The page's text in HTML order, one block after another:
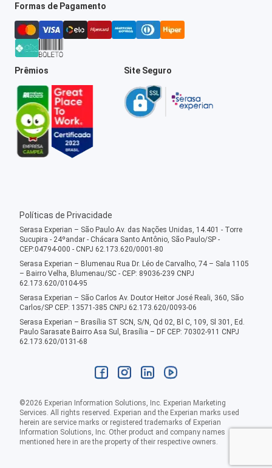
Formas de Pagamento
Prêmios Site Seguro
Políticas de Privacidade
Serasa Experian – São Paulo Av. das Nações Unidas, 14.401 - Torre
Sucupira - 24ºandar - Chácara Santo Antônio, São Paulo/SP -
CEP:04794-000 - CNPJ 62.173.620/0001-80
Serasa Experian – Blumenau Rua Dr. Léo de Carvalho, 74 – Sala 1105
– Bairro Velha, Blumenau/SC - CEP: 89036-239 CNPJ
62.173.620/0104-95
Serasa Experian – São Carlos Av. Doutor Heitor José Reali, 360, São
Carlos/SP CEP: 13571-385 CNPJ 62.173.620/0093-06
Serasa Experian – Brasília ST SCN, S/N, Qd 02, Bl C, 109, Sl 301, Ed.
Paulo Sarasate Bairro Asa Sul, Brasília – DF CEP: 70302-911 CNPJ
62.173.620/0131-68
©2026 Experian Information Solutions, Inc. Experian Marketing
Services. All rights reserved. Experian and the Experian marks used
herein are service marks or registered trademarks of Experian
Information Solutions, Inc. Other product and company names
mentioned here in are the property of their respective owners.